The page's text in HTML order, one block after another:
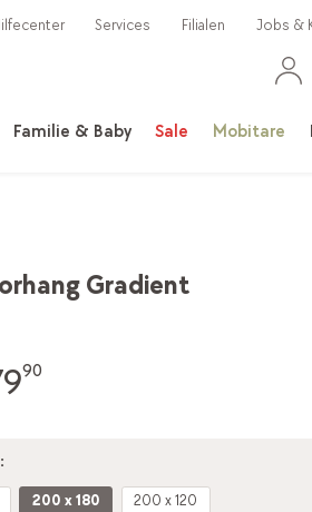
Familie & Baby Sale Mobitare
Services Filialen Jobs &
Gradient
90
200 x 180 200 x 120